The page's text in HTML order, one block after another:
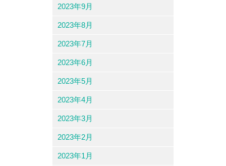
2023年9月
2023年8月
2023年7月
2023年6月
2023年5月
2023年4月
2023年3月
2023年2月
2023年1月